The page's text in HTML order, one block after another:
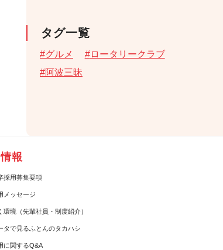
タグ一覧
グルメ
ロータリークラブ
阿波三昧
報
採用募集要項
メッセージ
環境（先輩社員・制度紹介）
タで見るふとんのタカハシ
に関するQ&A